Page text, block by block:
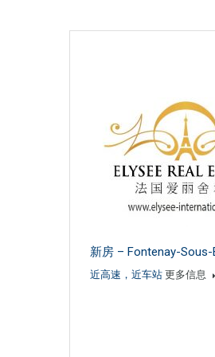
新房 – Fontenay-Sous-
近高速，近车站更多信息